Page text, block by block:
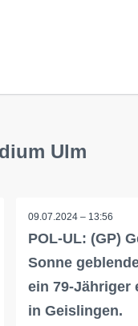
Ulm
09.07.2024 – 13:56
POL-UL: (GP)
Sonne
ein 79-Jähriger
in Geislingen.